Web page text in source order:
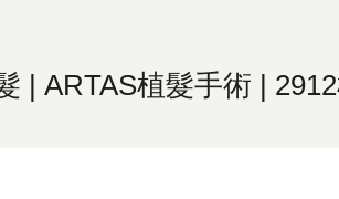
| ARTAS植髮手術 |